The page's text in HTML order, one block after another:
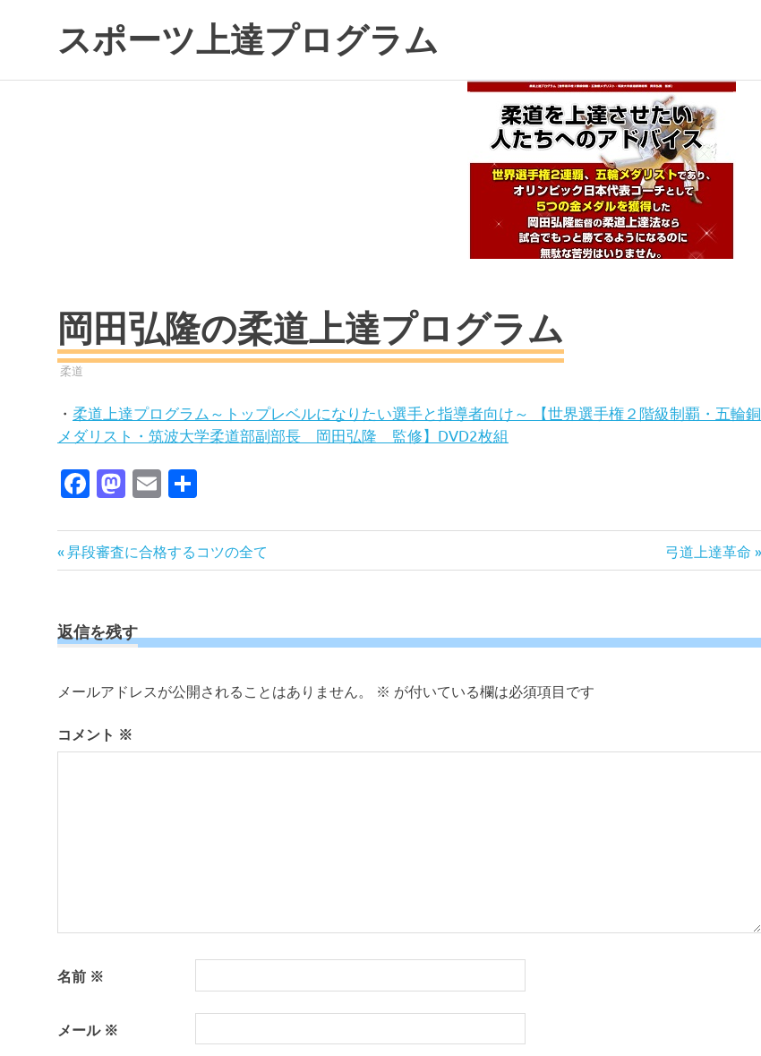
スポーツ上達プログラム
岡田弘隆の柔道上達プログラム
2022年8月27日
SPORTS
柔道
・ 柔道上達プログラム～トップレベルになりたい選手と指導者向け～ 【世界選手権２階級制覇・五輪銅
メダリスト・筑波大学柔道部副部長 岡田弘隆 監修】DVD2枚組
Facebook
Mastodon
Email
投
稿
ビ
ゲ
シ
ン
前
の
昇段審査に合格するコツの全て
次
の
弓道上達革命
返信を残す
メールアドレスが公開されることはありません。 ※ が付いている欄は必須項目です
コメント ※
名前 ※
メール ※